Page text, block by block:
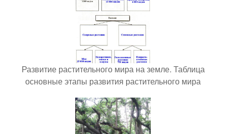
Развитие растительного мира на земле. Таблица
основные этапы развития растительного мира